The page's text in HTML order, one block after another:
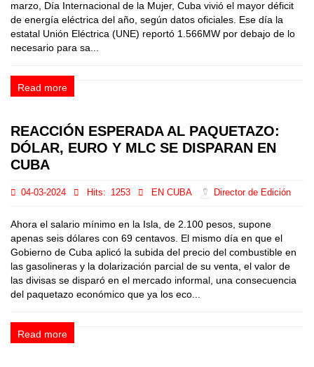
marzo, Día Internacional de la Mujer, Cuba vivió el mayor déficit
de energía eléctrica del año, según datos oficiales. Ese día la
estatal Unión Eléctrica (UNE) reportó 1.566MW por debajo de lo
necesario para sa...
Read more
REACCIÓN ESPERADA AL PAQUETAZO:
DÓLAR, EURO Y MLC SE DISPARAN EN
CUBA
04-03-2024 Hits: 1253 EN CUBA Director de Edición
Ahora el salario mínimo en la Isla, de 2.100 pesos, supone
apenas seis dólares con 69 centavos. El mismo día en que el
Gobierno de Cuba aplicó la subida del precio del combustible en
las gasolineras y la dolarización parcial de su venta, el valor de
las divisas se disparó en el mercado informal, una consecuencia
del paquetazo económico que ya los eco...
Read more